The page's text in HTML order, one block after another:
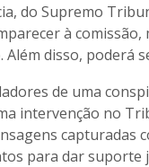
do Supremo
à
disso, poderá
de uma
intervenção no
para dar suporte